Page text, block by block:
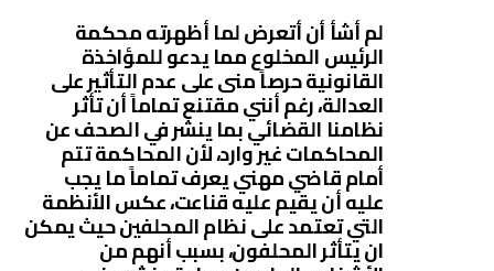
لم أشأ أن أتعرض لما أظهرته محكمة
الرئيس المخلوع مما يدعو للمؤاخذة
القانونية حرصاً منى على عدم التأثير على
العدالة، رغم أنني مقتنع تماماً أن تأثر
نظامنا القضائي بما ينشر في الصحف عن
المحاكمات غير وارد، لأن المحاكمة تتم
أمام قاضي مهني يعرف تماماً ما يجب
عليه أن يقيم عليه قناعت، عكس الأنظمة
التي تعتمد على نظام المحلفين حيث يمكن
ان يتأثر المحلفون، بسبب أنهم من